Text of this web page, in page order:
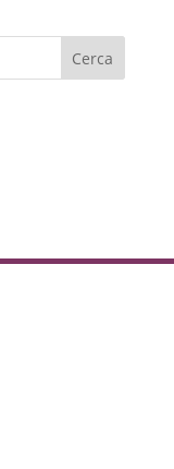
Cerca